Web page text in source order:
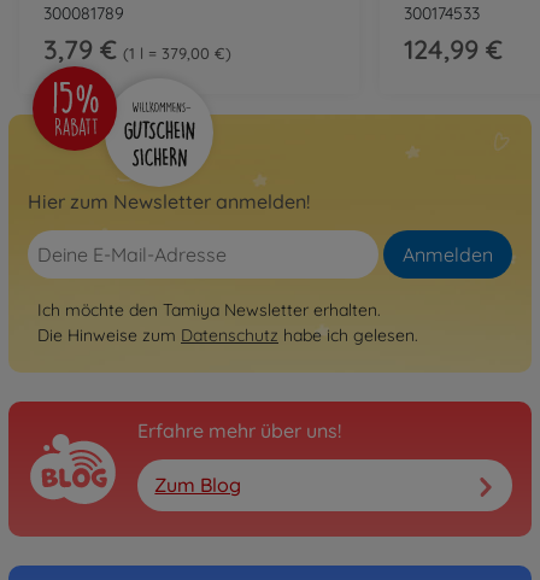
300081789
3,79 € 1 l = 379,00 €
300174533
124,99 €
Hier zum Newsletter anmelden!
Anmelden
Ich möchte den Tamiya Newsletter erhalten.
Die Hinweise zum Datenschutz habe ich gelesen.
Erfahre mehr über uns!
Zum Blog